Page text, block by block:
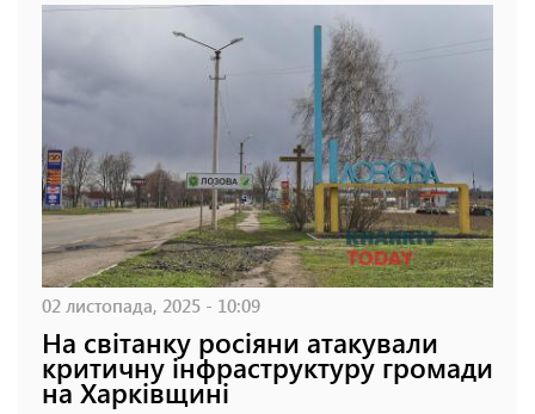
02 листопада, 2025 - 10:09
На світанку росіяни атакували
критичну інфраструктуру громади
на Харківщині